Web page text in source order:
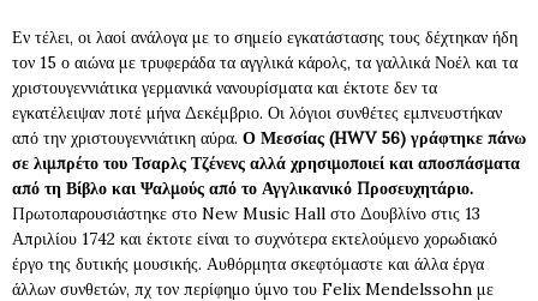
Εν τέλει, οι λαοί ανάλογα με το σημείο εγκατάστασης τους δέχτηκαν ήδη
τον 15 ο αιώνα με τρυφεράδα τα αγγλικά κάρολς, τα γαλλικά Νοέλ και τα
χριστουγεννιάτικα γερμανικά νανουρίσματα και έκτοτε δεν τα
εγκατέλειψαν ποτέ μήνα Δεκέμβριο. Οι λόγιοι συνθέτες εμπνευστήκαν
από την χριστουγεννιάτικη αύρα. Ο Μεσσίας (HWV 56) γράφτηκε πάνω
σε λιμπρέτο του Τσαρλς Τζένενς αλλά χρησιμοποιεί και αποσπάσματα
από τη Βίβλο και Ψαλμούς από το Αγγλικανικό Προσευχητάριο.
Πρωτοπαρουσιάστηκε στο New Music Hall στο Δουβλίνο στις 13
Απριλίου 1742 και έκτοτε είναι το συχνότερα εκτελούμενο χορωδιακό
έργο της δυτικής μουσικής. Αυθόρμητα σκεφτόμαστε και άλλα έργα
άλλων συνθετών, πχ τον περίφημο ύμνο του Felix Mendelssohn με